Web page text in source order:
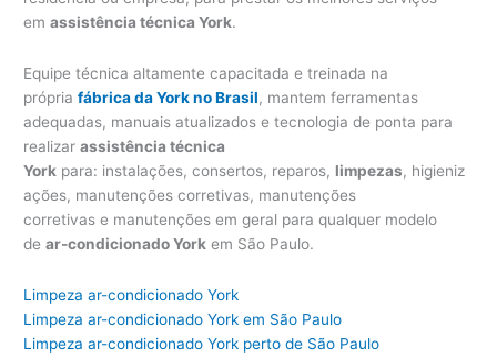
emassistência técnica York.
Equipe técnica altamente capacitada e treinada na
própriafábrica da York no Brasil, mantem ferramentas
adequadas, manuais atualizados e tecnologia de ponta para
realizarassistência técnica
York para: instalações, consertos, reparos, limpezas, higieniz
ações, manutenções corretivas, manutenções
corretivas e manutenções em geral para qualquer modelo
dear-condicionado York em São Paulo.
Limpeza ar-condicionado York
Limpeza ar-condicionado York em São Paulo
Limpeza ar-condicionado York perto de São Paulo